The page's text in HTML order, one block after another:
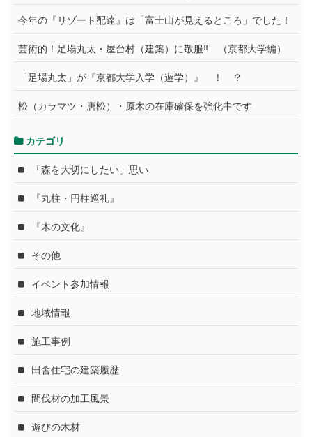
今年の『リゾート配達』は「富士山が見えるところ」でした！
芸術的！足場丸太・屋台村（建築）に敬服‼ （京都大学編）
「足場丸太」が『京都大学入学（遊学）』 ！ ？
松（カラマツ・唐松）・原木の在庫確保を強化中です
カテゴリ
「森を大切にしたい」思い
『丸柱・円柱巡礼』
『木の文化』
その他
イベント参加情報
地域情報
施工事例
田舎住宅の建築履歴
間伐材の加工風景
遊びの木材